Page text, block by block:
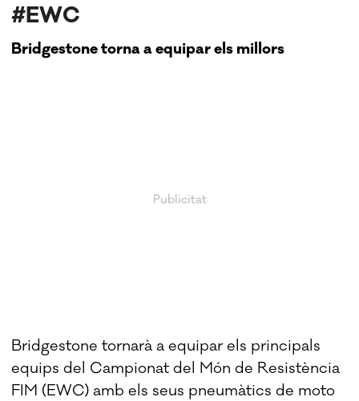
#EWC
Bridgestone torna a equipar els millors
Bridgestone tornarà a equipar els principals
equips del Campionat del Món de Resistència
FIM (EWC) amb els seus pneumàtics de moto